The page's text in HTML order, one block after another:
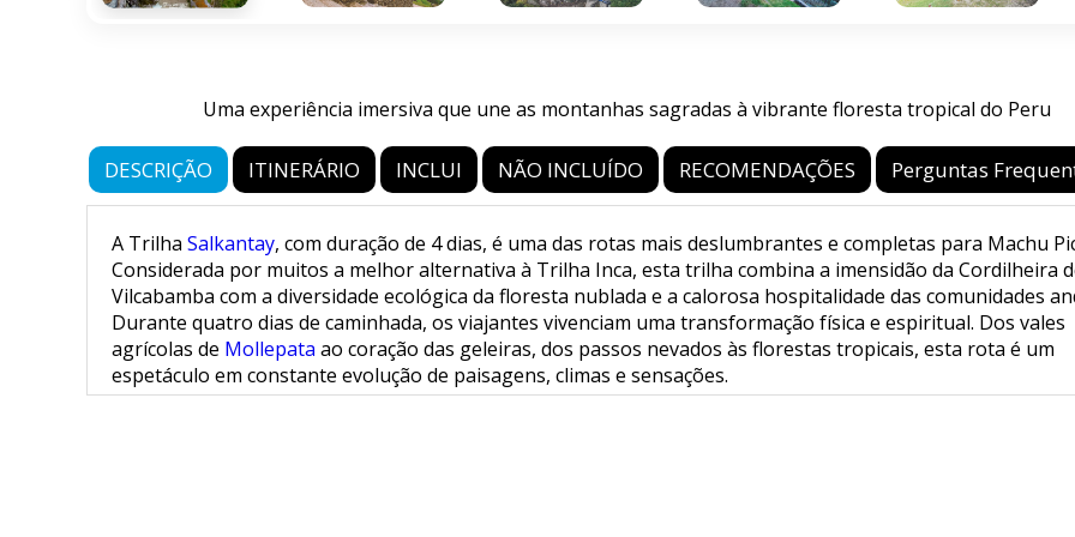
Uma experiência imersiva que une as montanhas sagradas à vibrante floresta tropical do Peru
DESCRIÇÃO ITINERÁRIO INCLUI NÃO INCLUÍDO RECOMENDAÇÕES Perguntas
A Trilha Salkantay, com duração de 4 dias, é uma das rotas mais deslumbrantes e completas para Machu
Considerada por muitos a melhor alternativa à Trilha Inca, esta trilha combina a imensidão da Cordilheira
Vilcabamba com a diversidade ecológica da floresta nublada e a calorosa hospitalidade das comunidades
Durante quatro dias de caminhada, os viajantes vivenciam uma transformação física e espiritual. Dos vales
agrícolas de Mollepata ao coração das geleiras, dos passos nevados às florestas tropicais, esta rota é um
espetáculo em constante evolução de paisagens, climas e sensações.